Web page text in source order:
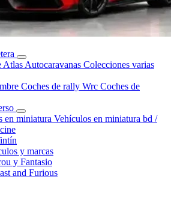
Atlas Autocaravanas Colecciones varias
Coches de rally Wrc Coches de
en miniatura Vehículos en miniatura bd /
y marcas
y Fantasio
and Furious